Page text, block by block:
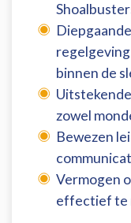
binnen de
zowel
Bewezen
Vermogen
effectief te